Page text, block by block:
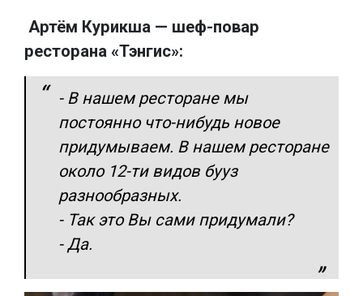
Артём Курикша — шеф-повар
ресторана «Тэнгис»:
- В нашем ресторане мы
постоянно что-нибудь новое
придумываем. В нашем ресторане
около 12-ти видов бууз
разнообразных.
- Так это Вы сами придумали?
- Да.